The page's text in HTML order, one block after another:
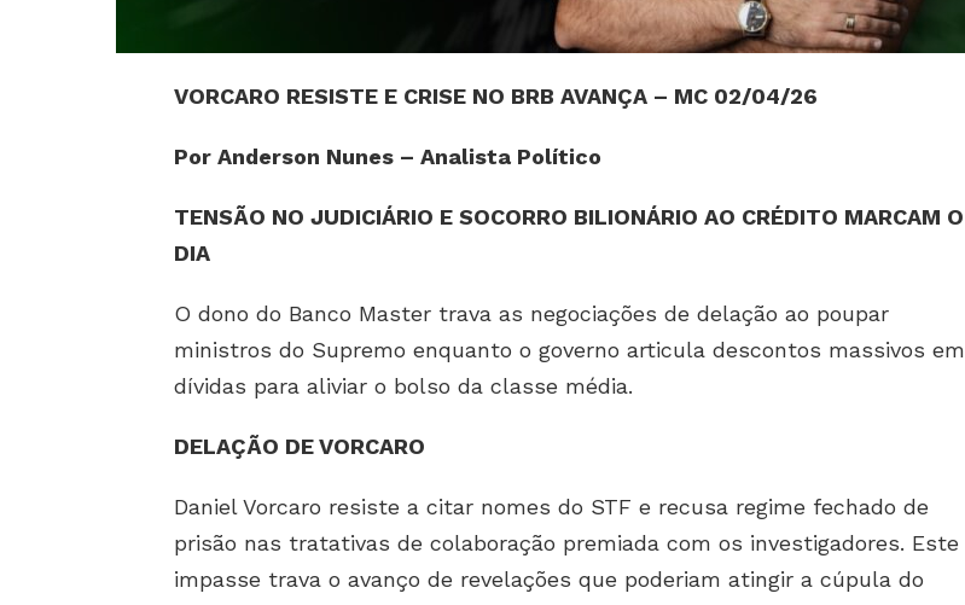
VORCARO RESISTE E CRISE NO BRB AVANÇA – MC 02/04/26
Por Anderson Nunes – Analista Político
TENSÃO NO JUDICIÁRIO E SOCORRO BILIONÁRIO AO CRÉDITO MARCAM O
DIA
O dono do Banco Master trava as negociações de delação ao poupar
ministros do Supremo enquanto o governo articula descontos massivos em
dívidas para aliviar o bolso da classe média.
DELAÇÃO DE VORCARO
Daniel Vorcaro resiste a citar nomes do STF e recusa regime fechado de
prisão nas tratativas de colaboração premiada com os investigadores. Este
impasse trava o avanço de revelações que poderiam atingir a cúpula do